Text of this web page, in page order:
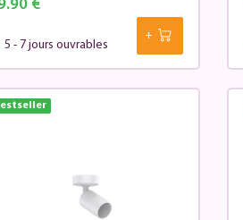
€
5 - 7 jours ouvrables